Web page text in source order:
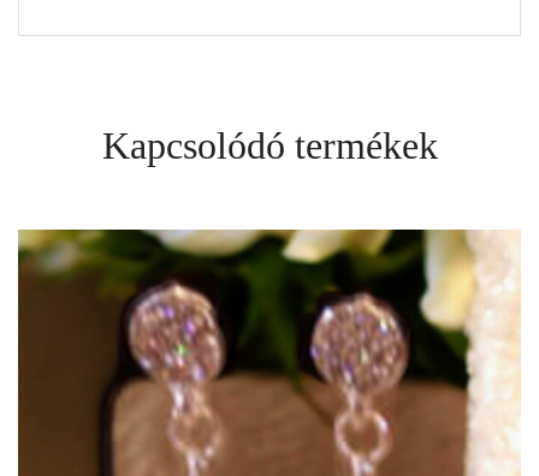
Kapcsolódó termékek